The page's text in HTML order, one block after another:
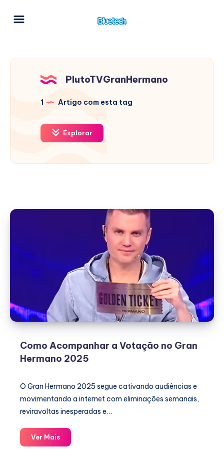
PlutoTVGranHermano
1 Artigo com esta tag
Explorar
Como Acompanhar a Votação no Gran
Hermano 2025
O Gran Hermano 2025 segue cativando audiências e
movimentando a internet com eliminações semanais,
reviravoltas inesperadas e…
Ver MaisComo